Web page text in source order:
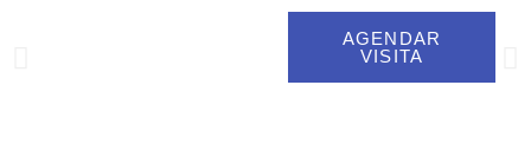
AGENDAR
VISITA